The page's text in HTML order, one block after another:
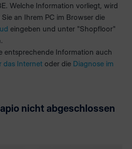
Welche Information vorliegt, wird
an Ihrem PC im Browser die
eingeben und unter "Shopfloor"
entsprechende Information auch
das Internet oder die Diagnose im
nicht abgeschlossen